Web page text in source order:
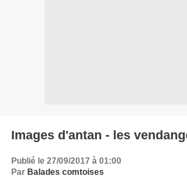
Images d'antan - les
Publié le 27/09/2017 à 01:00
Par Balades comtoises